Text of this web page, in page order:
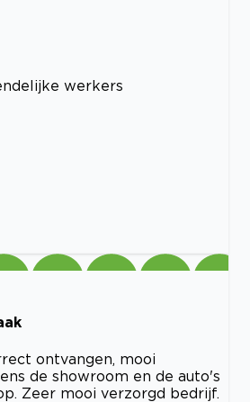
werkers
ontvangen, mooi
de showroom en de auto's
Zeer mooi verzorgd bedrijf.